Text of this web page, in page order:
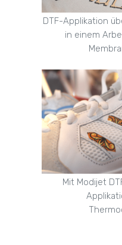
DTF-Applikation
in einem
Mit Modijet